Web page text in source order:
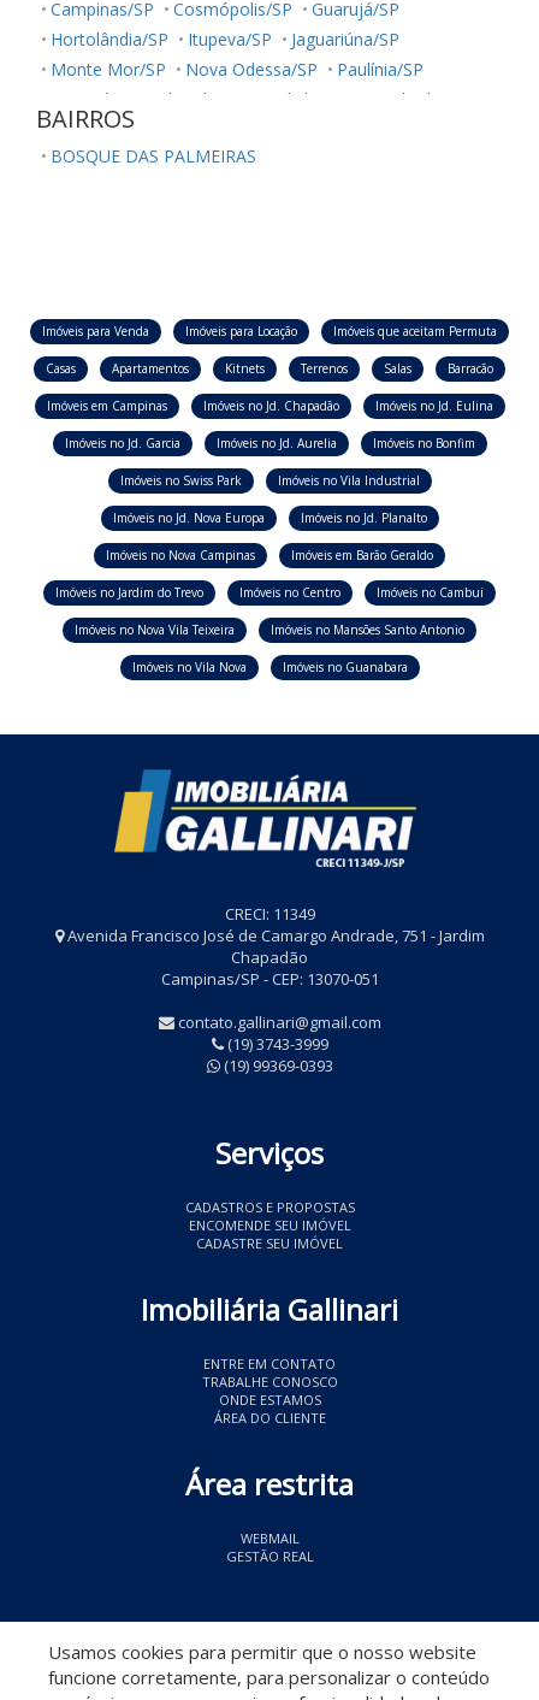
Campinas/SP Cosmópolis/SP
Guarujá/SP
Hortolândia/SP
Itupeva/SP
Jaguariúna/SP
Monte Mor/SP
Nova Odessa/SP
Paulínia/SP
Sumaré/SP
Ubatuba/SP Valinhos/SP Vinhedo/SP
BAIRROS
BOSQUE DAS PALMEIRAS
Imóveis para Venda Imóveis para Locação Imóveis que aceitam Permuta
Casas Apartamentos Kitnets Terrenos Salas Barracão
Imóveis em Campinas Imóveis no Jd. Chapadão Imóveis no Jd. Eulina
Imóveis no Jd. Garcia Imóveis no Jd. Aurelia Imóveis no Bonfim
Imóveis no Swiss Park Imóveis no Vila Industrial
Imóveis no Jd. Nova Europa Imóveis no Jd. Planalto
Imóveis no Nova Campinas Imóveis em Barão Geraldo
Imóveis no Jardim do Trevo Imóveis no Centro Imóveis no Cambui
Imóveis no Nova Vila Teixeira Imóveis no Mansões Santo Antonio
Imóveis no Vila Nova Imóveis no Guanabara
CRECI: 11349
Avenida Francisco José de Camargo Andrade, 751 - Jardim
Chapadão
Campinas/SP - CEP: 13070-051
contato.gallinari@gmail.com
(19) 3743-3999
(19) 99369-0393
Serviços
CADASTROS E PROPOSTAS
ENCOMENDE SEU IMÓVEL
CADASTRE SEU IMÓVEL
Imobiliária Gallinari
ENTRE EM CONTATO
TRABALHE CONOSCO
ONDE ESTAMOS
ÁREA DO CLIENTE
Área restrita
WEBMAIL
GESTÃO REAL
Usamos cookies para permitir que o nosso website
funcione corretamente, para personalizar o conteúdo